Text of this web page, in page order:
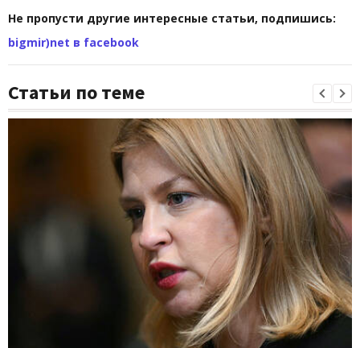
Не пропусти другие интересные статьи, подпишись:
bigmir)net в facebook
Статьи по теме